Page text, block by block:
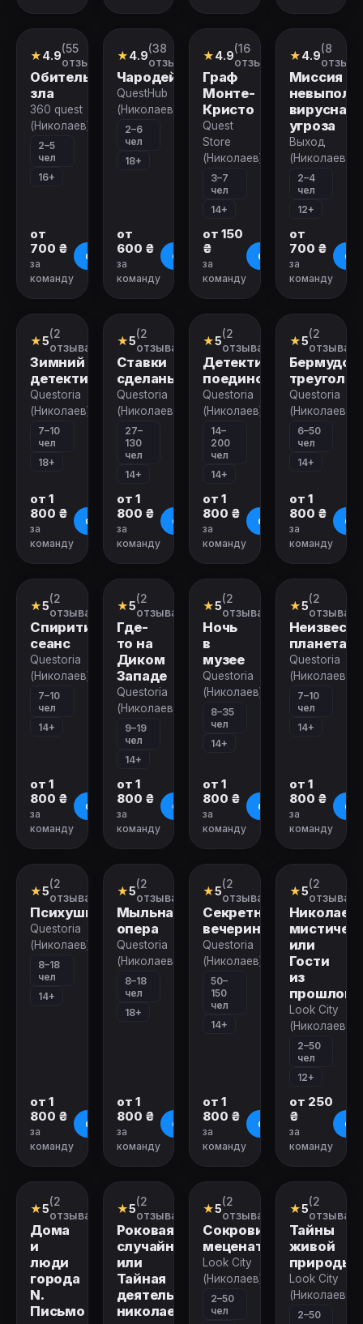
Перформанс
★4.9(55
отзывов)
Обитель
зла
360 quest
(Николаев)
2–5
чел
16+
от
700 ₴
за
команду
О квесте
Квест
★4.9(38
отзывов)
Чародей
QuestHub
(Николаев)
2–6
чел
18+
от
600 ₴
за
команду
О квесте
Перформанс
★4.9(16
отзывов)
Граф
Монте-
Кристо
Quest
Store
(Николаев)
3–7
чел
14+
от 150
₴
за
команду
О квесте
Квест
★4.9(8
Миссия
вирусная
угроза
Выход
(Николаев)
2–4
чел
12+
от
700 ₴
за
команду
О
Ролевой
квест
★5(2
отзыва)
Зимний
детектив
Questoria
(Николаев)
7–10
чел
18+
от 1
800 ₴
за
команду
О квесте
Ролевой
квест
★5(2
отзыва)
Ставки
сделаны
Questoria
(Николаев)
27–
130
чел
14+
от 1
800 ₴
за
команду
О квесте
Ролевой
квест
★5(2
отзыва)
Детективный
поединок
Questoria
(Николаев)
14–
200
чел
14+
от 1
800 ₴
за
команду
О квесте
Ролевой
квест
★5(2
отзыва)
Questoria
(Николаев)
6–50
чел
14+
от 1
800 ₴
за
команду
О
Ролевой
квест
★5(2
отзыва)
Спиритический
сеанс
Questoria
(Николаев)
7–10
чел
14+
от 1
800 ₴
за
команду
О квесте
Ролевой
квест
★5(2
отзыва)
Где-
то на
Диком
Западе
Questoria
(Николаев)
9–19
чел
14+
от 1
800 ₴
за
команду
О квесте
Ролевой
квест
★5(2
отзыва)
Ночь
в
музее
Questoria
(Николаев)
8–35
чел
14+
от 1
800 ₴
за
команду
О квесте
Ролевой
квест
★5(2
отзыва)
планета
Questoria
(Николаев)
7–10
чел
14+
от 1
800 ₴
за
команду
О
Ролевой
квест
★5(2
отзыва)
Психушка
Questoria
(Николаев)
8–18
чел
14+
от 1
800 ₴
за
команду
О квесте
Ролевой
квест
★5(2
отзыва)
Мыльная
опера
Questoria
(Николаев)
8–18
чел
18+
от 1
800 ₴
за
команду
О квесте
Ролевой
квест
★5(2
отзыва)
Секретная
вечеринка
Questoria
(Николаев)
50–
150
чел
14+
от 1
800 ₴
за
команду
О квесте
Городской
квест
★5(2
отзыва)
Николаев
или
Гости
из
прошлого
Look City
(Николаев)
2–50
чел
12+
от 250
₴
за
команду
О
Городской
квест
★5(2
отзыва)
Дома
и
люди
города
N.
Письмо
Городской
квест
★5(2
отзыва)
Роковая
случайность,
или
Тайная
деятельность
николаевских
Городской
квест
★5(2
отзыва)
Сокровище
мецената
Look City
(Николаев)
2–50
чел
Городской
квест
★5(2
отзыва)
Тайны
живой
природы
Look City
(Николаев)
2–50